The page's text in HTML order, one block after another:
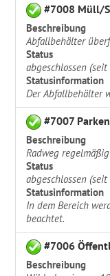
#7008 Müll/
Beschreibung
Abfallbehälter
Status
abgeschlossen
Statusinformation
Der Abfallbehälter
#7007
Beschreibung
Radweg
Status
abgeschlossen
Statusinformation
In dem Bereich
beachtet.
#7006
Beschreibung